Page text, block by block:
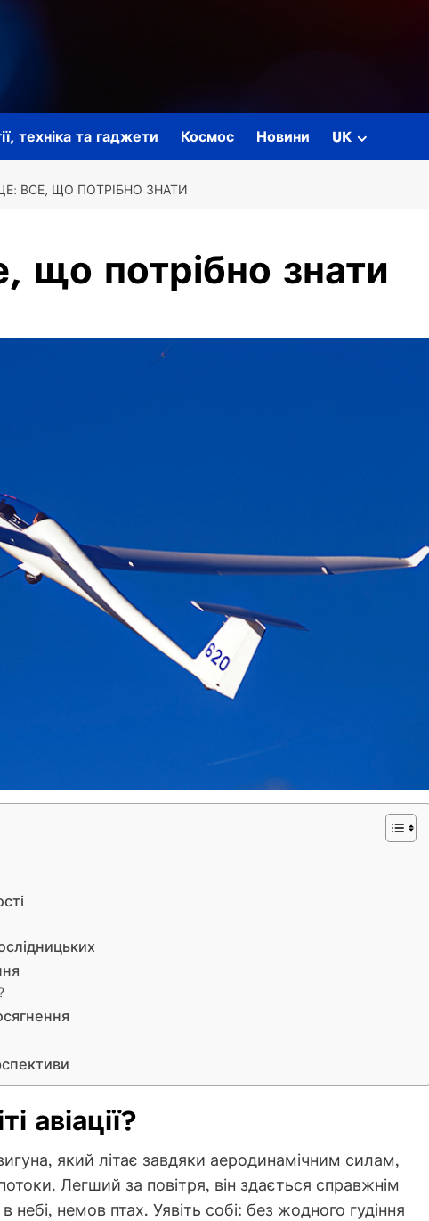
техніка та гаджети Космос Новини UK
ВСЕ, ЩО ПОТРІБНО ЗНАТИ
що потрібно знати
авіації?
який літає завдяки аеродинамічним силам,
Легший за повітря, він здається справжнім
немов птах. Уявіть собі: без жодного гудіння